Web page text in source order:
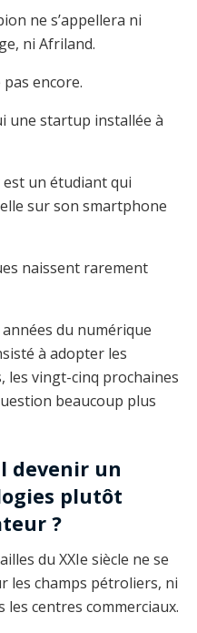
ne s’appellera ni
ni Afriland.
pas encore.
une startup installée à
un étudiant qui
sur son smartphone
naissent rarement
du numérique
à adopter les
les vingt-cinq prochaines
beaucoup plus
devenir un
plutôt
?
du XXIe siècle ne se
les champs pétroliers, ni
les centres commerciaux.